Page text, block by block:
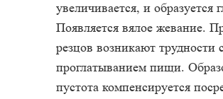
увеличивается, и образуется
Появляется вялое жевание.
резцов возникают трудности
проглатыванием пищи.
пустота компенсируется